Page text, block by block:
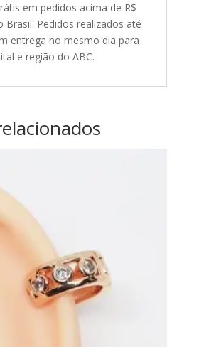
em pedidos acima de R$
Brasil. Pedidos realizados até
entrega no mesmo dia para
e região do ABC.